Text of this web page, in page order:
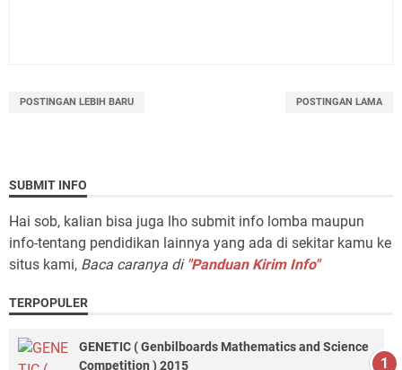
POSTINGAN LEBIH BARU POSTINGAN LAMA
SUBMIT INFO
Hai sob, kalian bisa juga lho submit info lomba maupun
info-tentang pendidikan lainnya yang ada di sekitar kamu ke
situs kami, Baca caranya di "Panduan Kirim Info"
TERPOPULER
GENETIC ( Genbilboards Mathematics and Science
Competition ) 2015